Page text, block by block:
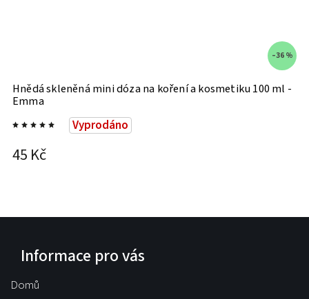
–36 %
Hnědá skleněná mini dóza na koření a kosmetiku 100 ml -
Emma
Vyprodáno
45 Kč
Informace pro vás
Domů